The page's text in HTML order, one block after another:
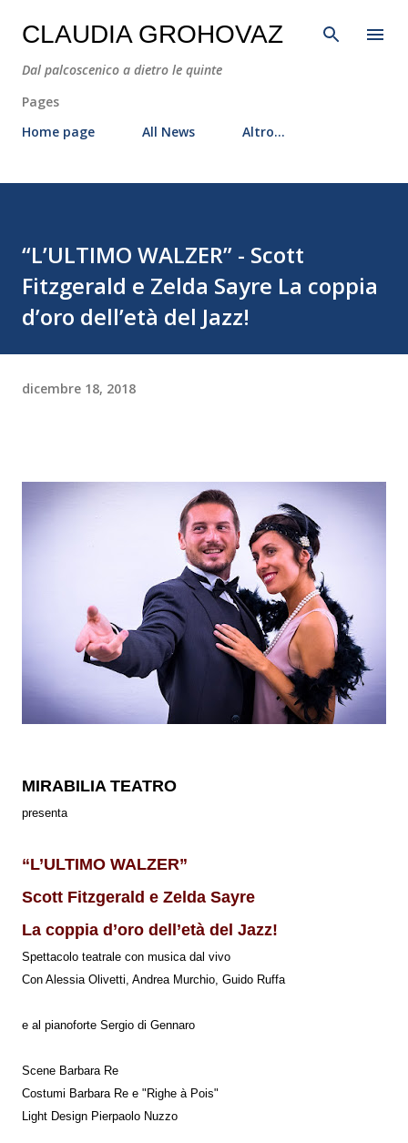
Passa ai contenuti principali
CLAUDIA GROHOVAZ
Dal palcoscenico a dietro le quinte
Pages
Home page
All News Altro…
“L’ULTIMO WALZER” - Scott
Fitzgerald e Zelda Sayre La coppia
d’oro dell’età del Jazz!
dicembre 18, 2018
MIRABILIA TEATRO
presenta
“L’ULTIMO WALZER”
Scott Fitzgerald e Zelda Sayre
La coppia d’oro dell’età del Jazz!
Spettacolo teatrale con musica dal vivo
Con Alessia Olivetti, Andrea Murchio, Guido Ruffa
e al pianoforte Sergio di Gennaro
Scene Barbara Re
Costumi Barbara Re e "Righe à Pois"
Light Design Pierpaolo Nuzzo